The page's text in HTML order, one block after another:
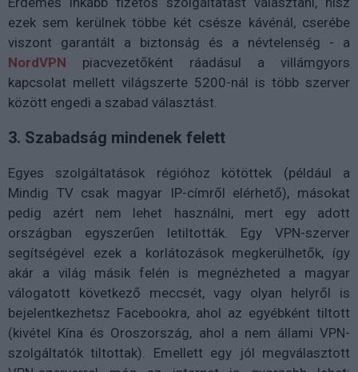
ezek sem kerülnek többe két csésze kávénál, cserébe
viszont garantált a biztonság és a névtelenség - a
NordVPN piacvezetőként ráadásul a villámgyors
kapcsolat mellett világszerte 5200-nál is több szerver
között engedi a szabad választást.
3. Szabadság mindenek felett
Egyes szolgáltatások régióhoz kötöttek (például a
Mindig TV csak magyar IP-címről elérhető), másokat
pedig azért nem lehet használni, mert egy adott
országban egyszerűen letiltották. Egy VPN-szerver
segítségével ezek a korlátozások megkerülhetők, így
akár a világ másik felén is megnézheted a magyar
válogatott következő meccsét, vagy olyan helyről is
bejelentkezhetsz Facebookra, ahol az egyébként tiltott
(kivétel Kína és Oroszország, ahol a nem állami VPN-
szolgáltatók tiltottak). Emellett egy jól megválasztott